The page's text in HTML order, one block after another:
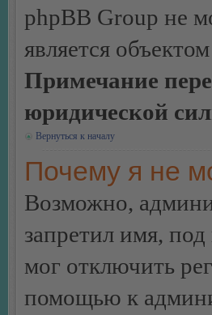
phpBB Group не
является
Примечание
юридической
Вернуться к началу
Почему я не
Возможно,
запретил имя,
мог отключить
помощью к